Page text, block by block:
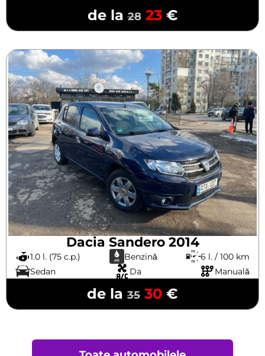
de la28 23€
Dacia Sandero 2014
1.0 l. (75 c.p.) Benzină
6 l. / 100 km
Sedan
Da Manuală
de la 35 30 €